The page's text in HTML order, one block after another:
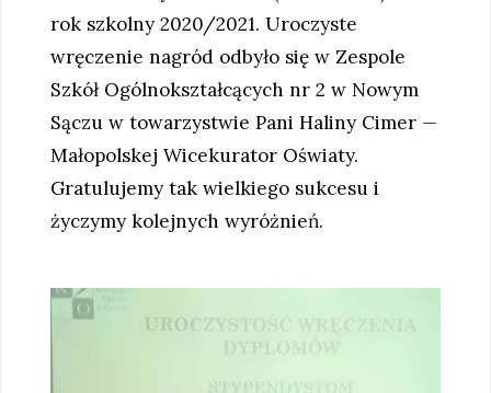
rok szkolny 2020/2021. Uroczyste
wręczenie nagród odbyło się w Zespole
Szkół Ogólnokształcących nr 2 w Nowym
Sączu w towarzystwie Pani Haliny Cimer —
Małopolskej Wicekurator Oświaty.
Gratulujemy tak wielkiego sukcesu i
życzymy kolejnych wyróżnień.